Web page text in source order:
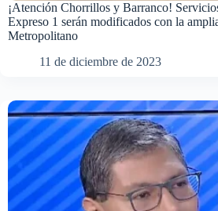
¡Atención Chorrillos y Barranco!
Expreso 1 serán modificados con la
Metropolitano
11 de diciembre de 2023